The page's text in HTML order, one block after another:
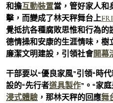
和擔互動裝置當，管好家人和
擊，而變成了林天秤舞台上
覺抵抗各種腐敗思惟和行為的
德情操和安康的生涯情味，
廉潔文明建設，引領社會開幕
干部要以“優良家風”引領“時
設的“先行者道具製作”。“家
浸式體驗 ，那林天秤的回應舞